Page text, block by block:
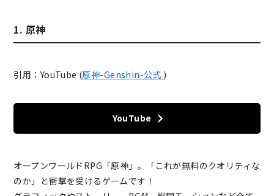
1. 原神
引用：YouTube (原神-Genshin-公式 )
YouTube
オープンワールドRPG「原神」。「これが無料のクオリティな
のか」と衝撃を受けるゲームです！